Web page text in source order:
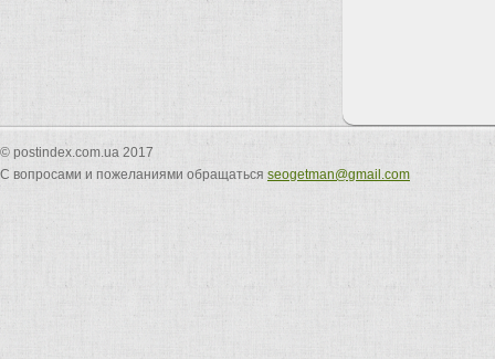
© postindex.com.ua 2017
С вопросами и пожеланиями обращаться seogetman@gmail.com